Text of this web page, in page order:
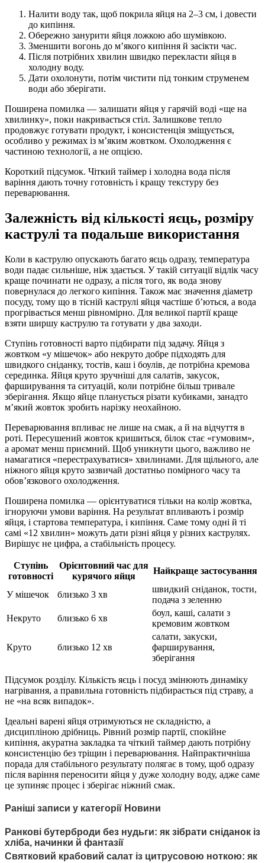
Налити воду так, щоб покрила яйця на 2–3 см, і довести
до кипіння.
Обережно занурити яйця ложкою або шумівкою.
Зменшити вогонь до м’якого кипіння й засікти час.
Після потрібних хвилин швидко перекласти яйця в
холодну воду.
Дати охолонути, потім чистити під тонким струменем
води або зберігати.
Поширена помилка — залишати яйця у гарячій воді «ще на
хвилинку», поки накривається стіл. Залишкове тепло
продовжує готувати продукт, і консистенція зміщується,
особливо у режимах із м’яким жовтком. Охолодження є
частиною технології, а не опцією.
Короткий підсумок. Чіткий таймер і холодна вода після
варіння дають точну готовність і кращу текстуру без
переварювання.
Залежність від кількості яєць, розміру
каструлі та подальше використання
Коли в каструлю опускають багато яєць одразу, температура
води падає сильніше, ніж здається. У такій ситуації відлік часу
краще починати не одразу, а після того, як вода знову
повернулася до легкого кипіння. Також має значення діаметр
посуду, тому що в тісній каструлі яйця частіше б’ються, а вода
прогрівається менш рівномірно. Для великої партії краще
взяти ширшу каструлю та готувати у два заходи.
Ступінь готовності варто підбирати під задачу. Яйця з
жовтком «у мішечок» або некруто добре підходять для
швидкого сніданку, тостів, каш і боулів, де потрібна кремова
серединка. Яйця круто зручніші для салатів, закусок,
фарширування та ситуацій, коли потрібне більш тривале
зберігання. Якщо яйце планується різати кубиками, занадто
м’який жовток зробить нарізку неохайною.
Переварювання впливає не лише на смак, а й на відчуття в
роті. Пересушений жовток кришиться, білок стає «гумовим»,
а аромат менш приємний. Щоб уникнути цього, важливо не
намагатися «перестрахуватися» хвилинами. Для щільного, але
ніжного яйця круто зазвичай достатньо помірного часу та
обов’язкового охолодження.
Поширена помилка — орієнтуватися тільки на колір жовтка,
ігноруючи умови варіння. На результат впливають і розмір
яйця, і стартова температура, і кипіння. Саме тому одні й ті
самі «12 хвилин» можуть дати різні яйця у різних каструлях.
Вирішує не цифра, а стабільність процесу.
Ступінь
готовності
Орієнтовний час для
курячого яйця
Найкраще застосування
У мішечок близько 3 хв
швидкий сніданок, тости,
подача з зеленню
Некруто
близько 6 хв
боул, каші, салати з
кремовим жовтком
Круто близько 12 хв
салати, закуски,
фарширування,
зберігання
Підсумок розділу. Кількість яєць і посуд змінюють динаміку
нагрівання, а правильна готовність підбирається під страву, а
не «на всяк випадок».
Ідеальні варені яйця отримуються не складністю, а
дисципліною дрібниць. Рівний розмір партії, спокійне
кипіння, акуратна закладка та чіткий таймер дають потрібну
консистенцію без тріщин і переварювання. Найпрактичніша
порада для стабільного результату полягає в тому, щоб одразу
після варіння переносити яйця у дуже холодну воду, адже саме
це зупиняє процес і зберігає ніжний смак.
Раніші записи у категорії Новини
Ранкові бутерброди без нудьги: як зібрати сніданок із
хліба, начинки й фантазії
Святковий крабовий салат із цитрусовою ноткою: як